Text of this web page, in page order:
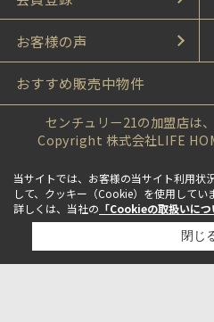
お客様の声
おすすめ販売中物件
センチュリー21の加盟店は
Copyright 株式会社LIFE
当サイトでは、お客様の当サイト利用状
して、クッキー（Cookie）を使用してい
詳しくは、当社の 「Cookieの取扱いにつ
閉じ